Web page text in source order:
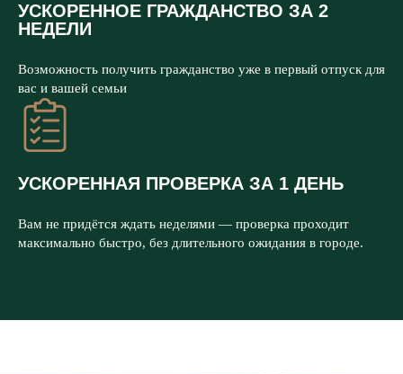
УСКОРЕННОЕ ГРАЖДАНСТВО ЗА 2
НЕДЕЛИ
Возможность получить гражданство уже в первый отпуск для
вас и вашей семьи
УСКОРЕННАЯ ПРОВЕРКА ЗА 1 ДЕНЬ
Вам не придётся ждать неделями — проверка проходит
максимально быстро, без длительного ожидания в городе.